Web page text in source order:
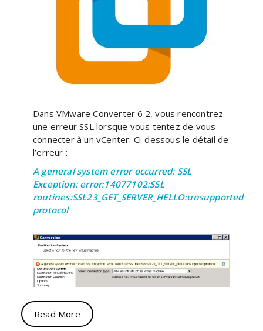
Dans VMware Converter 6.2, vous rencontrez
une erreur SSL lorsque vous tentez de vous
connecter à un vCenter. Ci-dessous le détail de
l’erreur :
A general system error occurred: SSL
Exception: error:14077102:SSL
routines:SSL23_GET_SERVER_HELLO:unsupported
protocol
Read More